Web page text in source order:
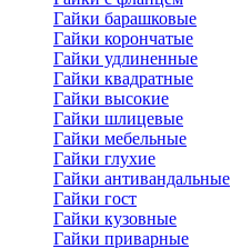
Гайки барашковые
Гайки корончатые
Гайки удлиненные
Гайки квадратные
Гайки высокие
Гайки шлицевые
Гайки мебельные
Гайки глухие
Гайки антивандальные
Гайки гост
Гайки кузовные
Гайки приварные